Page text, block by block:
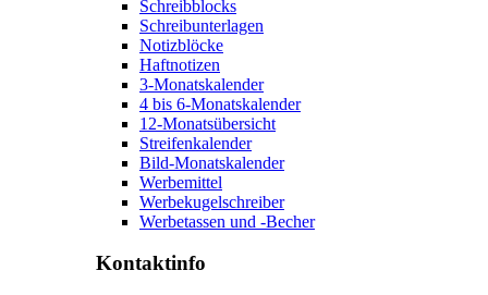
Schreibblocks
Schreibunterlagen
Notizblöcke
Haftnotizen
3-Monatskalender
4 bis 6-Monatskalender
12-Monatsübersicht
Streifenkalender
Bild-Monatskalender
Werbemittel
Werbekugelschreiber
Werbetassen und -Becher
Kontaktinfo